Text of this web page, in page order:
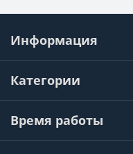
Информация
Категории
Время работы